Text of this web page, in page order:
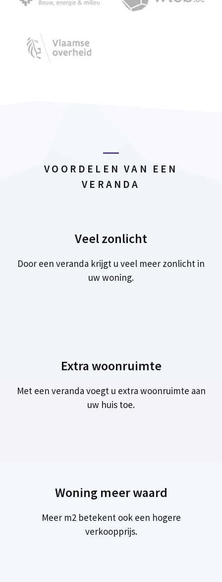
VOORDELEN VAN EEN
VERANDA
Veel zonlicht
Door een veranda krijgt u veel meer zonlicht in
uw woning.
Extra woonruimte
Met een veranda voegt u extra woonruimte aan
uw huis toe.
Woning meer waard
Meer m2 betekent ook een hogere
verkoopprijs.